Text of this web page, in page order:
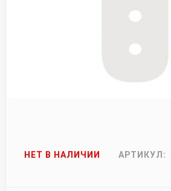
НЕТ В НАЛИЧИИ АРТИКУЛ: